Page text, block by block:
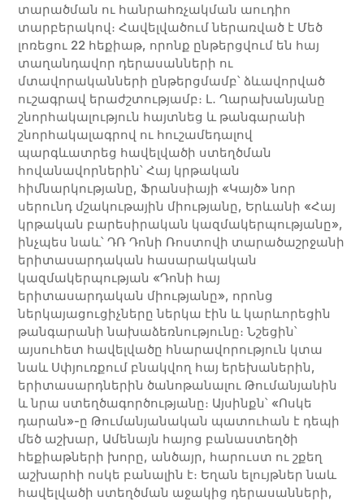
տարածման ու հանրահռչակման աուդիո
տարբերակով։ Հավելվածում ներառված է Մեծ
լոռեցու 22 հեքիաթ, որոնք ընթերցվում են հայ
տաղանդավոր դերասանների ու
մտավորականների ընթերցմամբ՝ ձևավորված
ուշագրավ երաժշտությամբ։ Լ․ Ղարախանյանը
շնորհակալություն հայտնեց և թանգարանի
շնորհակալագրով ու հուշամեդալով
պարգևատրեց հավելվածի ստեղծման
հովանավորներին՝ Հայ կրթական
հիմնարկությանը, Ֆրանսիայի «Կայծ» նոր
սերունդ մշակութային միությանը, Երևանի «Հայ
կրթական բարեսիրական կազմակերպությանը»,
ինչպես նաև՝ ԴՌ Դոնի Ռոստովի տարածաշրջանի
երիտասարդական հասարակական
կազմակերպության «Դոնի հայ
երիտասարդական միությանը», որոնց
ներկայացուցիչները ներկա էին և կարևորեցին
թանգարանի նախաձեռնությունը։ Նշեցին՝
այսուհետ հավելվածը հնարավորություն կտա
նաև Սփյուռքում բնակվող հայ երեխաներին,
երիտասարդներին ծանոթանալու Թումանյանին
և նրա ստեղծագործությանը։ Այսինքն՝ «Ոսկե
դարան»-ը Թումանյանական պատուհան է դեպի
մեծ աշխար, Ամենայն հայոց բանաստեղծի
հեքիաթների խորը, անծայր, հարուստ ու շքեղ
աշխարհի ոսկե բանալին է։ Եղան ելույթներ նաև
հավելվածի ստեղծման աջակից դերասանների,